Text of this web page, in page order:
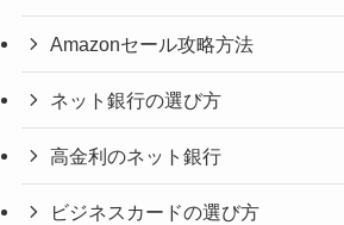
Amazonセール攻略方法
ネット銀行の選び方
高金利のネット銀行
ビジネスカードの選び方